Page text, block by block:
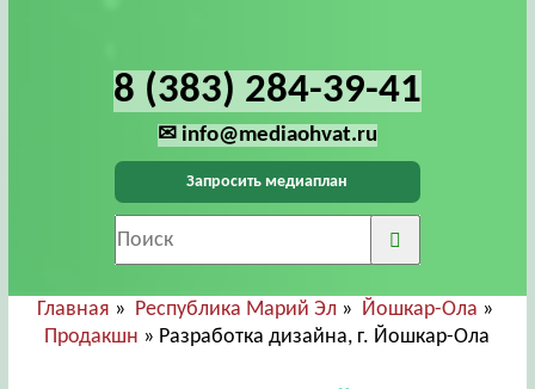
8 (383) 284-39-41
✉ info@mediaohvat.ru
Запросить медиаплан
Главная » Республика Марий Эл » Йошкар-Ола »
Продакшн » Разработка дизайна, г. Йошкар-Ола